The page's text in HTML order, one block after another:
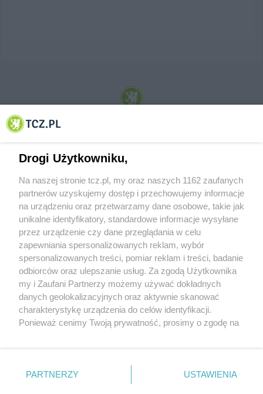
© 2001-2026 Tczew - TCZ.PL Sp. z o.o. Internetowy Serwis Informacyjny Miasta
O FIRMIE POLITYKA PRYWATNOŚCI HOSTING
REKLAMA WSPÓŁPRACA RSS FACEBOOK KONTAKT
Nasze serwisy
Aktualności
Tcz24
Historia miasta
Muzyka i kultura
Archiwum wydarzeń
Zdjęcia miasta
Drogi Użytkowniku,
Na naszej stronie tcz.pl, my oraz naszych 1162 zaufanych
partnerów uzyskujemy dostęp i przechowujemy informacje
na urządzeniu oraz przetwarzamy dane osobowe, takie jak
unikalne identyfikatory, standardowe informacje wysyłane
przez urządzenie czy dane przeglądania w celu
zapewniania spersonalizowanych reklam, wybór
spersonalizowanych treści, pomiar reklam i treści, badanie
odbiorców oraz ulepszanie usług. Za zgodą Użytkownika
my i Zaufani Partnerzy możemy używać dokładnych
danych geolokalizacyjnych oraz aktywnie skanować
charakterystykę urządzenia do celów identyfikacji.
Ponieważ cenimy Twoją prywatność, prosimy o zgodę na
znajdujący się w lewym dolnym rogu strony
. Niektóre
PARTNERZY USTAWIENIA